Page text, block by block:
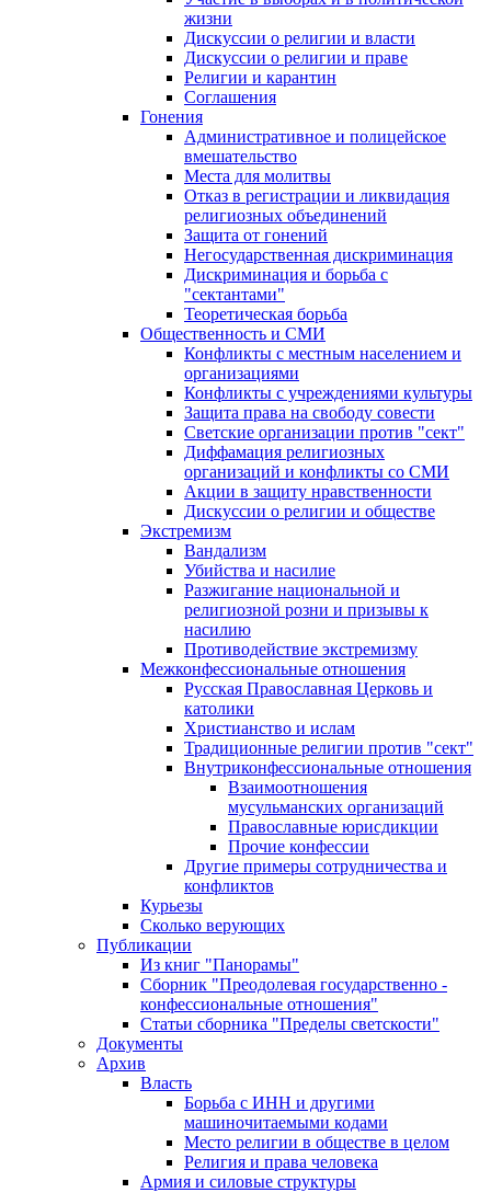
жизни
Дискуссии о религии и власти
Дискуссии о религии и праве
Религии и карантин
Соглашения
Гонения
Административное и полицейское
вмешательство
Места для молитвы
Отказ в регистрации и ликвидация
религиозных объединений
Защита от гонений
Негосударственная дискриминация
Дискриминация и борьба с
"сектантами"
Теоретическая борьба
Общественность и СМИ
Конфликты с местным населением и
организациями
Конфликты с учреждениями культуры
Защита права на свободу совести
Светские организации против "сект"
Диффамация религиозных
организаций и конфликты со СМИ
Акции в защиту нравственности
Дискуссии о религии и обществе
Экстремизм
Вандализм
Убийства и насилие
Разжигание национальной и
религиозной розни и призывы к
насилию
Противодействие экстремизму
Межконфессиональные отношения
Русская Православная Церковь и
католики
Христианство и ислам
Традиционные религии против "сект"
Внутриконфессиональные отношения
Взаимоотношения
мусульманских организаций
Православные юрисдикции
Прочие конфессии
Другие примеры сотрудничества и
конфликтов
Курьезы
Сколько верующих
Публикации
Из книг "Панорамы"
Сборник "Преодолевая государственно -
конфессиональные отношения"
Статьи сборника "Пределы светскости"
Документы
Архив
Власть
Борьба с ИНН и другими
машиночитаемыми кодами
Место религии в обществе в целом
Религия и права человека
Армия и силовые структуры